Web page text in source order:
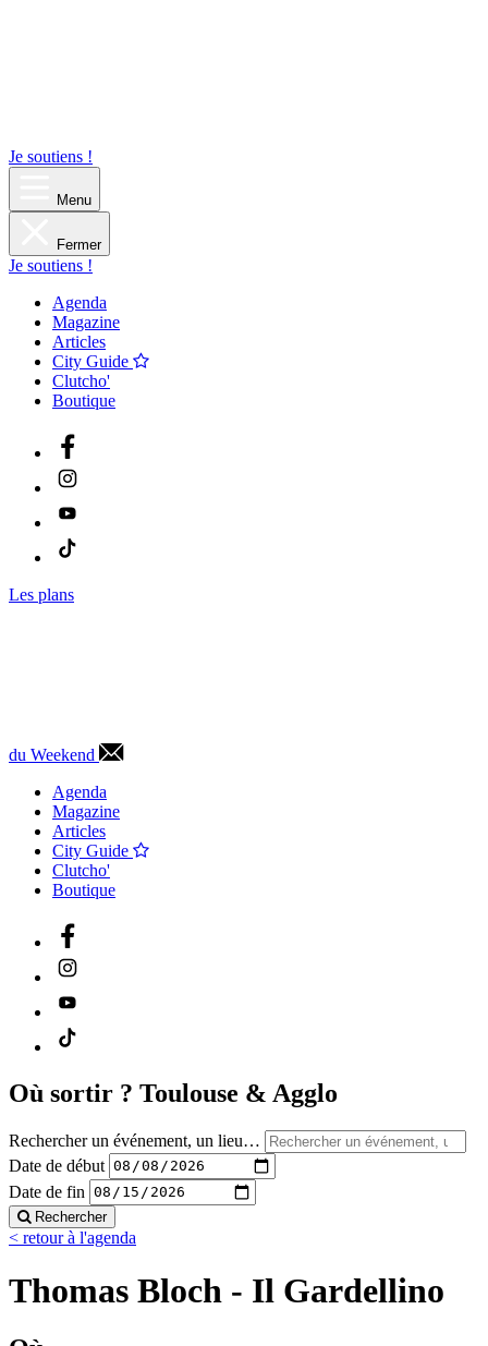
Je soutiens !
Menu
Fermer
Je soutiens !
Agenda
Magazine
Articles
City Guide
Clutcho'
Boutique
Les plans
du Weekend
Agenda
Magazine
Articles
City Guide
Clutcho'
Boutique
Où sortir ? Toulouse & Agglo
Rechercher un événement, un lieu…
Date de début
Date de fin
Rechercher
< retour à l'agenda
Thomas Bloch - Il Gardellino